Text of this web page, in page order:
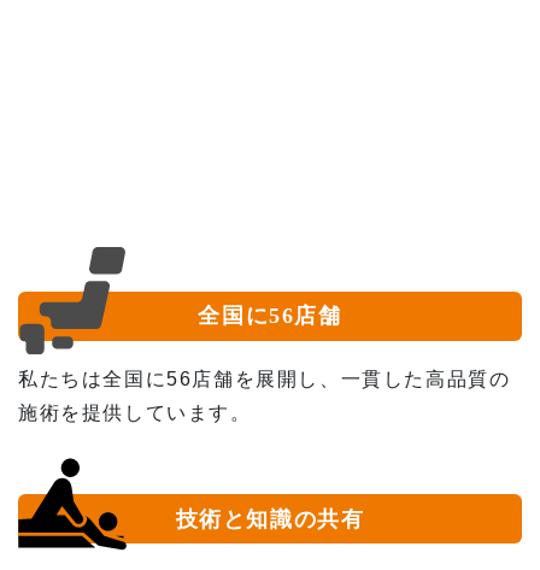
全国に56店舗
私たちは全国に56店舗を展開し、一貫した高品質の
施術を提供しています。
技術と知識の共有